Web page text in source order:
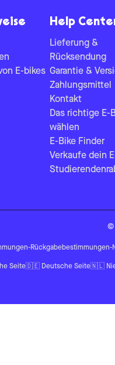
E-bikes
Help
Lieferung &
Rücksendung
Garantie &
Zahlungsmittel
Kontakt
Das richtige E-
wählen
E-Bike Finder
Verkaufe dein
©
-Rückgabebestimmungen-
Seite🇩🇪 Deutsche Seite🇳🇱